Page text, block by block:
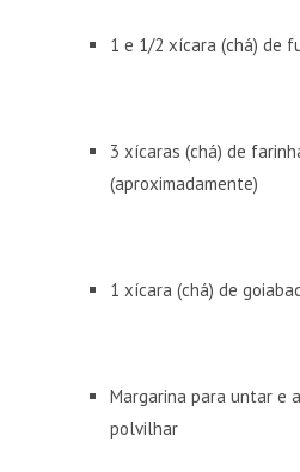
1 e 1/2 xícara (chá) de
3 xícaras (chá) de
(aproximadamente)
1 xícara (chá) de
Margarina para untar e
polvilhar